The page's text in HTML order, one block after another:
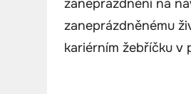
zaneprázdněni na
zaneprázdněnému
kariérním žebříčku v